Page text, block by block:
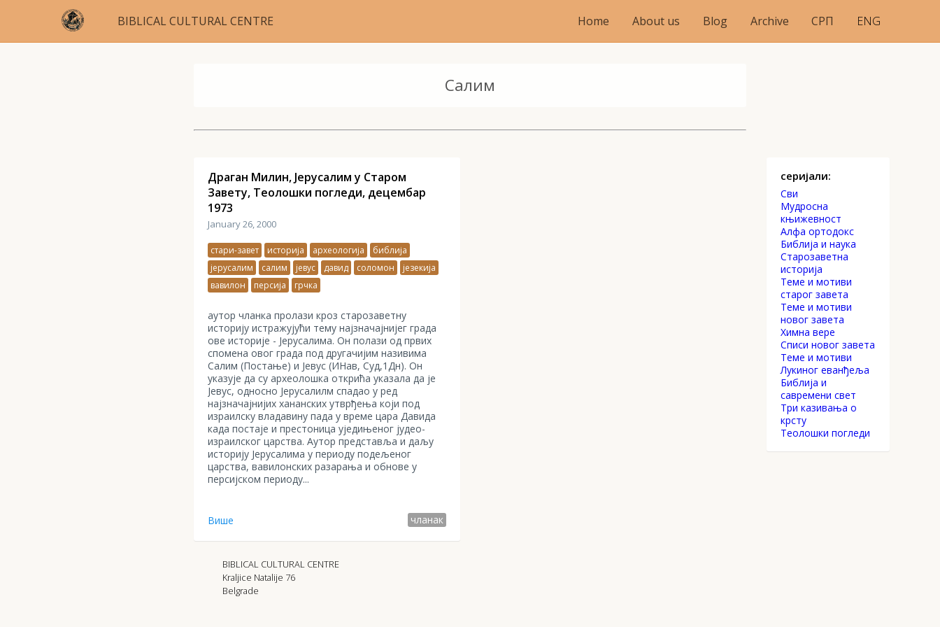
BIBLICAL CULTURAL CENTRE Home About us Blog Archive СРП ENG
Салим
Драган Милин, Јерусалим у Старом
Завету, Теолошки погледи, децембар
1973
January 26, 2000
стари-завет историја археологија
библија
јерусалим
салим јевус давид соломон
језекија
вавилон
персија грчка
аутор чланка пролази кроз старозаветну
историју истражујући тему најзначајнијег града
ове историје - Јерусалима. Он полази од првих
спомена овог града под другачијим називима
Салим (Постање) и Јевус (ИНав, Суд,1Дн). Он
указује да су археолошка открића указала да је
Јевус, односно Јерусалилм спадао у ред
најзначајнијих хананских утврђења који под
израилску владавину пада у време цара Давида
када постаје и престоница уједињеног јудео-
израилског царства. Аутор представља и даљу
историју Јерусалима у периоду подељеног
царства, вавилонских разарања и обнове у
персијском периоду...
Више чланак
серијали:
Сви
Mудросна
књижевност
Алфа ортодокс
Библија и наука
Старозаветна
историја
Теме и мотиви
старог завета
Теме и мотиви
новог завета
Химна вере
Списи новог завета
Теме и мотиви
Лукиног еванђеља
Библија и
савремени свет
Три казивања о
крсту
Теолошки погледи
BIBLICAL CULTURAL CENTRE
Kraljice Natalije 76
Belgrade